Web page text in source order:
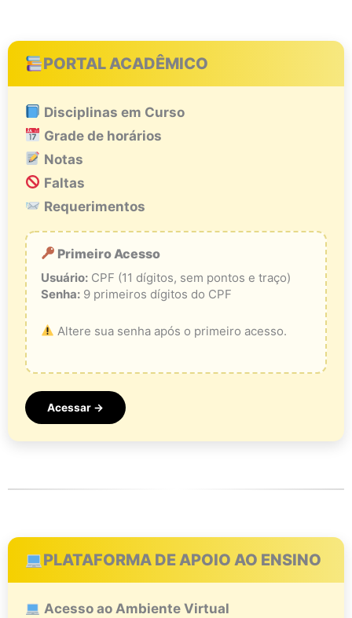
PORTAL ACADÊMICO
Disciplinas em Curso
Grade de horários
Notas
Faltas
Requerimentos
Primeiro Acesso
Usuário: CPF (11 dígitos, sem pontos e traço)
Senha: 9 primeiros dígitos do CPF
Altere sua senha após o primeiro acesso.
Acessar →
PLATAFORMA DE APOIO AO ENSINO
Acesso ao Ambiente Virtual